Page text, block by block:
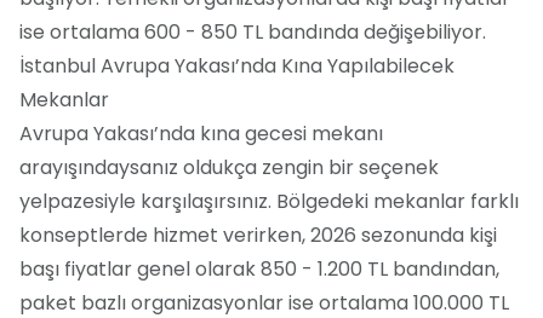
ise ortalama 600 - 850 TL bandında değişebiliyor.
İstanbul Avrupa Yakası’nda Kına Yapılabilecek
Mekanlar
Avrupa Yakası’nda kına gecesi mekanı
arayışındaysanız oldukça zengin bir seçenek
yelpazesiyle karşılaşırsınız. Bölgedeki mekanlar farklı
konseptlerde hizmet verirken, 2026 sezonunda kişi
başı fiyatlar genel olarak 850 - 1.200 TL bandından,
paket bazlı organizasyonlar ise ortalama 100.000 TL